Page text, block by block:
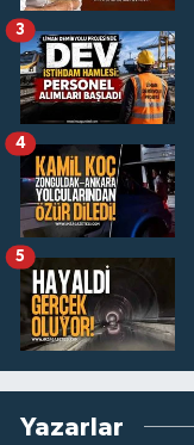
3
4
5
Yazarlar